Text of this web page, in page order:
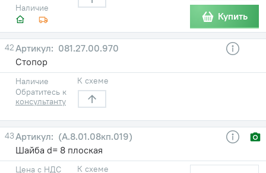
Наличие
Купить
42
081.27.00.970
Стопор
Наличие
Обратитесь к
консультанту
К схеме
43
(А.8.01.08кп.019)
Шайба d= 8 плоская
Цена с НДС К схеме